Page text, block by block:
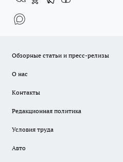
Обзорные статьи и пресс-релизы
О нас
Контакты
Редакционная политика
Условия труда
Авто